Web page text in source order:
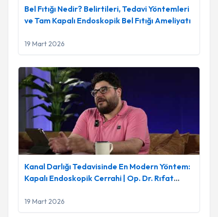
Bel Fıtığı Nedir? Belirtileri, Tedavi Yöntemleri
ve Tam Kapalı Endoskopik Bel Fıtığı Ameliyatı
19 Mart 2026
Kanal Darlığı Tedavisinde En Modern Yöntem: Kapalı
Kanal Darlığı Tedavisinde En Modern Yöntem:
Kapalı Endoskopik Cerrahi | Op. Dr. Rıfat
19 Mart 2026